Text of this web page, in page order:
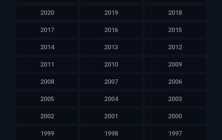
2020 2019 2018
2017 2016 2015
2014 2013 2012
2011 2010 2009
2008 2007 2006
2005 2004 2003
2002 2001 2000
1999 1998 1997